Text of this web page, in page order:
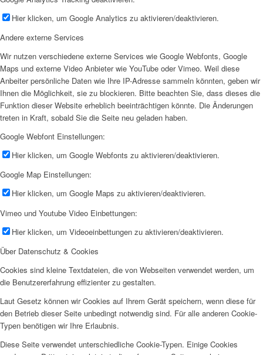
Hier klicken, um Google Analytics zu aktivieren/deaktivieren.
Andere externe Services
Wir nutzen verschiedene externe Services wie Google Webfonts, Google
Maps und externe Video Anbieter wie YouTube oder Vimeo. Weil diese
Anbeiter persönliche Daten wie Ihre IP-Adresse sammeln könnten, geben wir
Ihnen die Möglichkeit, sie zu blockieren. Bitte beachten Sie, dass dieses die
Funktion dieser Website erheblich beeinträchtigen könnte. Die Änderungen
treten in Kraft, sobald Sie die Seite neu geladen haben.
Google Webfont Einstellungen:
Hier klicken, um Google Webfonts zu aktivieren/deaktivieren.
Google Map Einstellungen:
Hier klicken, um Google Maps zu aktivieren/deaktivieren.
Vimeo und Youtube Video Einbettungen:
Hier klicken, um Videoeinbettungen zu aktivieren/deaktivieren.
Über Datenschutz & Cookies
Cookies sind kleine Textdateien, die von Webseiten verwendet werden, um
die Benutzererfahrung effizienter zu gestalten.
Laut Gesetz können wir Cookies auf Ihrem Gerät speichern, wenn diese für
den Betrieb dieser Seite unbedingt notwendig sind. Für alle anderen Cookie-
Typen benötigen wir Ihre Erlaubnis.
Diese Seite verwendet unterschiedliche Cookie-Typen. Einige Cookies